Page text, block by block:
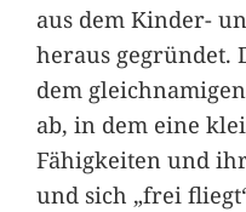
aus dem Kinder-
heraus gegründet.
dem
ab, in dem eine
Fähigkeiten und
und sich „frei